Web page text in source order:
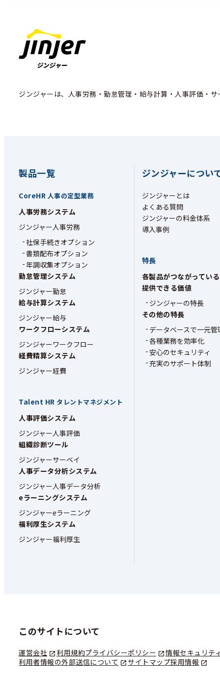
ジンジャーは、人事労務・勤怠管理・給与計算・人事評価・
製品一覧
CoreHR 人事の定型業務
人事労務システム
ジンジャー人事労務
社保手続きオプション
書類配布オプション
年調収集オプション
勤怠管理システム
ジンジャー勤怠
給与計算システム
ジンジャー給与
ワークフローシステム
ジンジャーワークフロー
経費精算システム
ジンジャー経費
Talent HR タレントマネジメント
人事評価システム
ジンジャー人事評価
組織診断ツール
ジンジャーサーベイ
人事データ分析システム
ジンジャー人事データ分析
eラーニングシステム
ジンジャーeラーニング
福利厚生システム
ジンジャー福利厚生
ジンジャーについ
ジンジャーとは
よくある質問
ジンジャーの料金体系
導入事例
特長
各製品がつながってい
提供できる価値
ジンジャーの特長
その他の特長
データベースで一元管
各種業務を効率化
安心のセキュリティ
充実のサポート体制
このサイトについて
運営会社 利用規約プライバシーポリシー
情報セキュリテ
利用者情報の外部送信について
サイトマップ採用情報